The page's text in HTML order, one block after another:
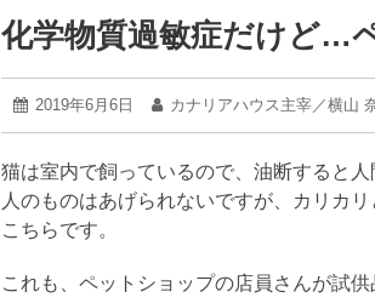
化学物質過敏症だけど…
投
2019年6月6日
2019
月
23
日
投
カナリアハウス主宰／横山
猫は室内で飼っているので、油断すると
人のものはあげられないですが、カリカ
こちらです。
これも、ペットショップの店員さんが試供